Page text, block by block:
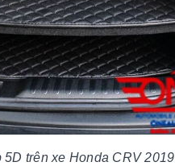
trên xe Honda CRV 2019